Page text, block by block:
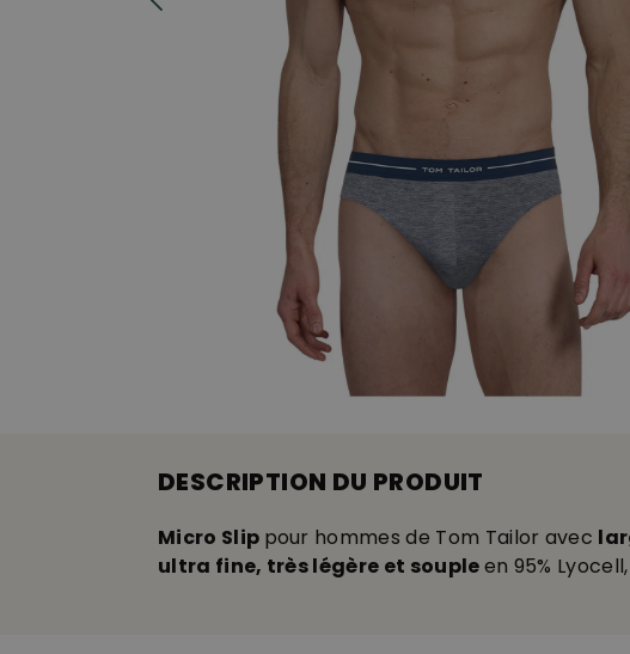
DESCRIPTION DU PRODUIT
Micro Slip pour hommes de Tom Tailor avec
ultra fine, très légère et soupleen 95%